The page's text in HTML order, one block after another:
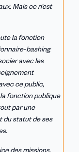
Mais ce n’est
la fonction
bashing
avec les
ce public,
fonction publique
par une
du statut de ses
des missions,